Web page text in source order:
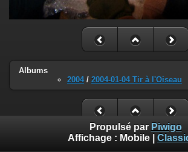
Albums
2004/ 2004-01-04 Tir à l'Oiseau
Propulsé par Piwigo
Affichage : Mobile